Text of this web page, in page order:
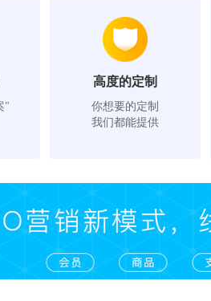
"
高度的定制
你想要的定制
我们都能提供